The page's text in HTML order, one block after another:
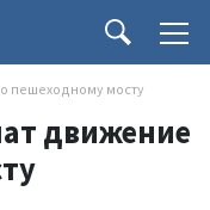
пешеходному мосту
движение